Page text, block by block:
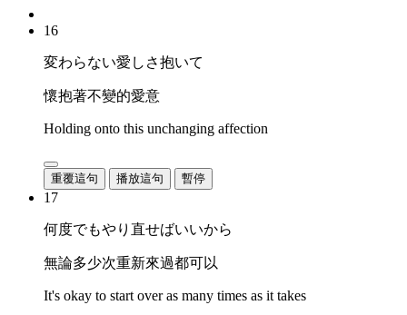
16
変わらない愛しさ抱いて
懷抱著不變的愛意
Holding onto this unchanging affection
重覆這句 播放這句 暫停
17
何度でもやり直せばいいから
無論多少次重新來過都可以
It's okay to start over as many times as it takes